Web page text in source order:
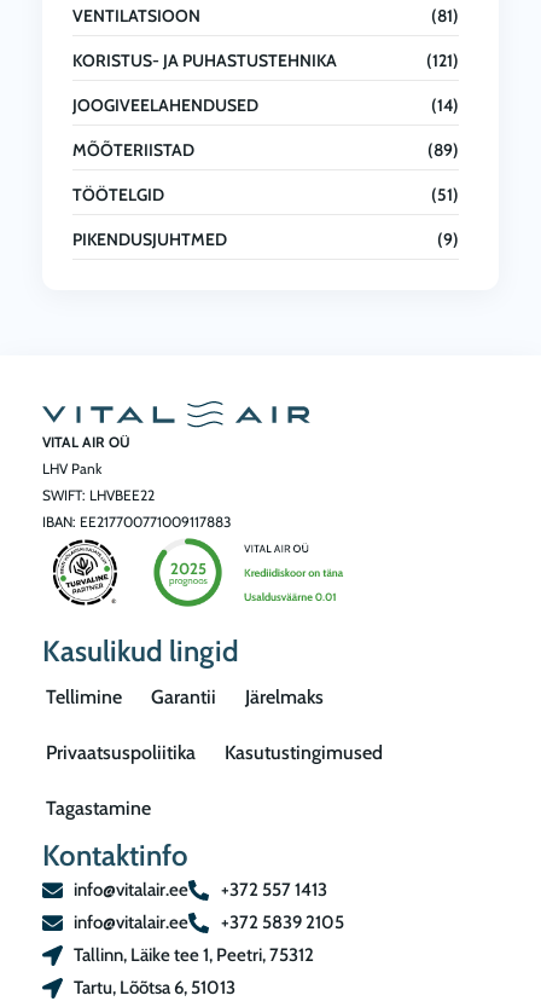
VENTILATSIOON (81)
KORISTUS- JA PUHASTUSTEHNIKA (121)
JOOGIVEELAHENDUSED (14)
MÕÕTERIISTAD (89)
TÖÖTELGID (51)
PIKENDUSJUHTMED (9)
VITAL AIR OÜ
LHV Pank
SWIFT: LHVBEE22
IBAN: EE217700771009117883
Kasulikud lingid
Tellimine Garantii Järelmaks
Privaatsuspoliitika Kasutustingimused
Tagastamine
Kontaktinfo
info@vitalair.ee
+372 557 1413
info@vitalair.ee
+372 5839 2105
Tallinn, Läike tee 1, Peetri, 75312
Tartu, Lõõtsa 6, 51013